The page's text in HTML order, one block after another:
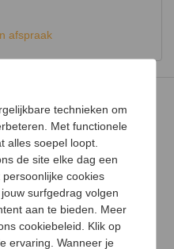
sneller
en emissie van de uitstoot
per uur verplaatsen
temperatuur tussen de
afspraak
CE
technieken om
Met functionele
alles soepel loopt.
de site elke dag een
cookies
surfgedrag volgen
aan te bieden. Meer
cookiebeleid. Klik op
ervaring. Wanneer je